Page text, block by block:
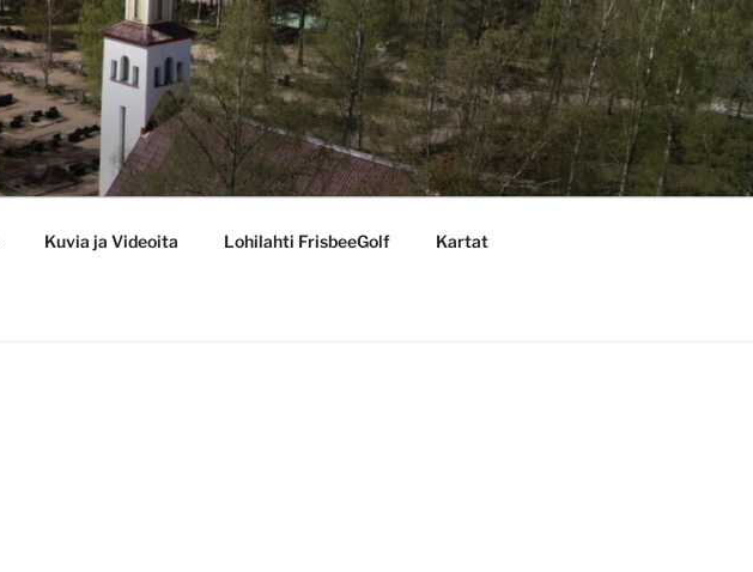
Kuvia ja Videoita Lohilahti FrisbeeGolf Kartat